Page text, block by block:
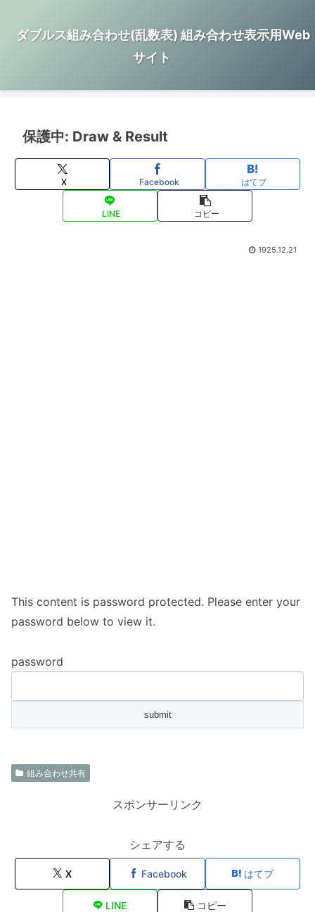
ダブルス組み合わせ(乱数表) 組み合わせ表示用Web
サイト
保護中: Draw & Result
X Facebook はてブ
LINE コピー
1925.12.21
This content is password protected. Please enter your
password below to view it.
password
組み合わせ共有
スポンサーリンク
シェアする
X Facebook はてブ
LINE コピー